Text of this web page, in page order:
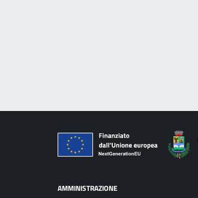
AMMINISTRAZIONE